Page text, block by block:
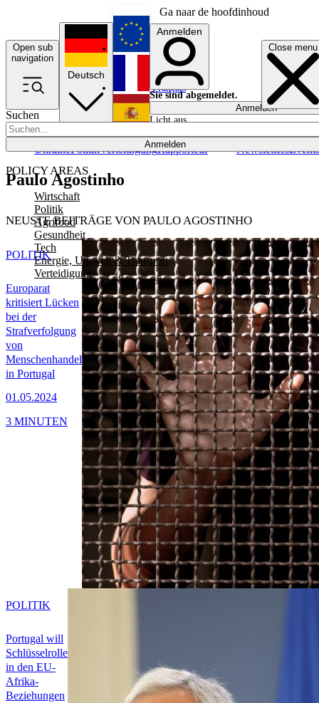
Ga naar de hoofdinhoud
Open sub
navigation
Close menu
Suchen
Anmelden
POLICY AREAS
Wirtschaft
Politik
Agrifood
Gesundheit
Tech
Energie, Umwelt & Transport
Verteidigung
UkrainePolitikVerteidigungRapporteur NewslettersEvents
Deutsch
English
Français
Anmelden
Sie sind abgemeldet.
Anmelden
Licht aus
Paulo Agostinho
NEUSTE BEITRÄGE VON PAULO AGOSTINHO
Europarat
kritisiert Lücken
bei der
Strafverfolgung
von
Menschenhandel
in Portugal
01.05.2024
POLITIK
3 MINUTEN
Portugal will
Schlüsselrolle
in den EU-
Afrika-
Beziehungen
POLITIK